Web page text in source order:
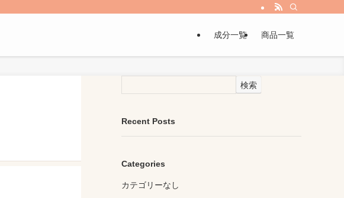
成分一覧 商品一覧
検索
Recent Posts
Categories
カテゴリーなし